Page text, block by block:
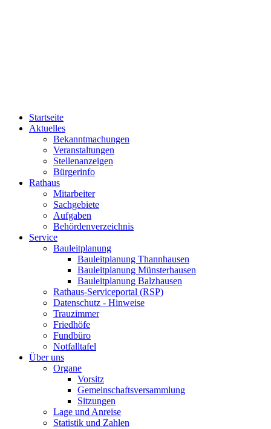
Startseite
Aktuelles
Bekanntmachungen
Veranstaltungen
Stellenanzeigen
Bürgerinfo
Rathaus
Mitarbeiter
Sachgebiete
Aufgaben
Behördenverzeichnis
Service
Bauleitplanung
Bauleitplanung Thannhausen
Bauleitplanung Münsterhausen
Bauleitplanung Balzhausen
Rathaus-Serviceportal (RSP)
Datenschutz - Hinweise
Trauzimmer
Friedhöfe
Fundbüro
Notfalltafel
Über uns
Organe
Vorsitz
Gemeinschaftsversammlung
Sitzungen
Lage und Anreise
Statistik und Zahlen